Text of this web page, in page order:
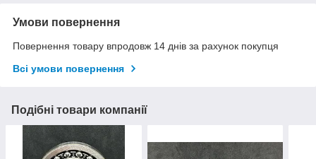
Умови повернення
Повернення товару впродовж 14 днів за рахунок покупця
Всі умови повернення
Подібні товари компанії